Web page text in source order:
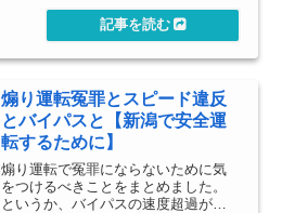
クです。200円引でチャーハンとラー
メンのセットが500円代で食べられた
煽り運転冤罪とスピード違反
とバイパスと【新潟で安全運
転するために】
煽り運転で冤罪にならないために気
をつけるべきことをまとめました。
というか、バイパスの速度超過が多